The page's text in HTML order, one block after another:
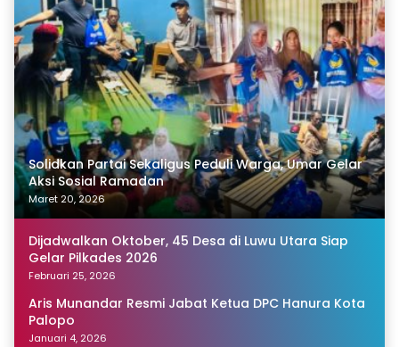
Solidkan Partai Sekaligus Peduli Warga, Umar Gelar
Aksi Sosial Ramadan
Maret 20, 2026
Dijadwalkan Oktober, 45 Desa di Luwu Utara Siap
Gelar Pilkades 2026
Februari 25, 2026
Aris Munandar Resmi Jabat Ketua DPC Hanura Kota
Palopo
Januari 4, 2026